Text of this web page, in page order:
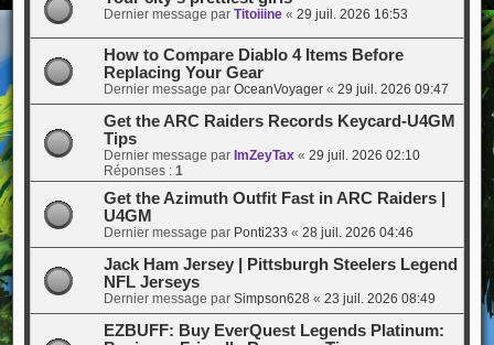
Dernier message par Titoiiine« 29 juil. 2026 16:53
How to Compare Diablo 4 Items Before
Replacing Your Gear
Dernier message par OceanVoyager« 29 juil. 2026 09:47
Get the ARC Raiders Records Keycard-U4GM
Tips
Dernier message par ImZeyTax« 29 juil. 2026 02:10
Réponses : 1
Get the Azimuth Outfit Fast in ARC Raiders |
U4GM
Dernier message par Ponti233 « 28 juil. 2026 04:46
Jack Ham Jersey | Pittsburgh Steelers Legend
NFL Jerseys
Dernier message par Simpson628 « 23 juil. 2026 08:49
EZBUFF: Buy EverQuest Legends Platinum: